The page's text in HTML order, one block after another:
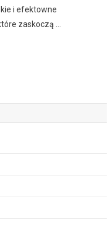
i efektowne
zaskoczą …